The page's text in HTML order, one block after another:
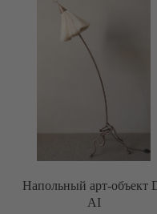
Напольный арт-объект
AI